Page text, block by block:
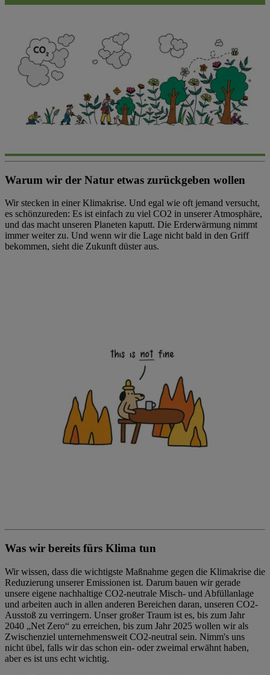
Warum wir der Natur etwas zurückgeben wollen
Wir stecken in einer Klimakrise. Und egal wie oft jemand versucht,
es schönzureden: Es ist einfach zu viel CO2 in unserer Atmosphäre,
und das macht unseren Planeten kaputt. Die Erderwärmung nimmt
immer weiter zu. Und wenn wir die Lage nicht bald in den Griff
bekommen, sieht die Zukunft düster aus.
Was wir bereits fürs Klima tun
Wir wissen, dass die wichtigste Maßnahme gegen die Klimakrise die
Reduzierung unserer Emissionen ist. Darum bauen wir gerade
unsere eigene nachhaltige CO2-neutrale Misch- und Abfüllanlage
und arbeiten auch in allen anderen Bereichen daran, unseren CO2-
Ausstoß zu verringern. Unser großer Traum ist es, bis zum Jahr
2040 „Net Zero“ zu erreichen, bis zum Jahr 2025 wollen wir als
Zwischenziel unternehmensweit CO2-neutral sein. Nimm's uns
nicht übel, falls wir das schon ein- oder zweimal erwähnt haben,
aber es ist uns echt wichtig.